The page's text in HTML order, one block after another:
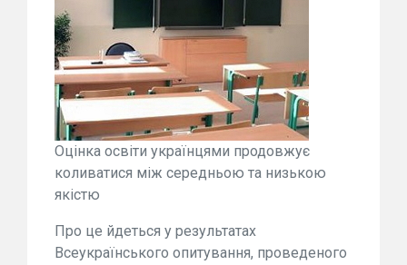
Оцінка освіти українцями продовжує
коливатися між середньою та низькою
якістю
Про це йдеться у результатах
Всеукраїнського опитування, проведеного